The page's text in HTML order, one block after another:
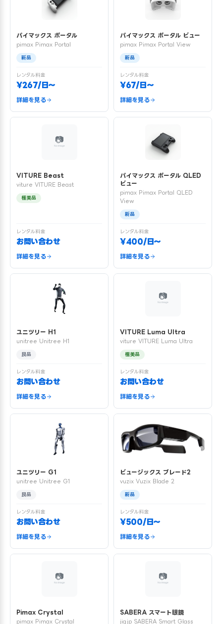
パイマックス ポータル
pimax Pimax Portal
新品
レンタル料金
¥267/日〜
詳細を見る
パイマックス ポータル ビュー
pimax Pimax Portal View
新品
レンタル料金
¥67/日〜
詳細を見る
VITURE Beast
viture VITURE Beast
極美品
レンタル料金
お問い合わせ
詳細を見る
パイマックス ポータル QLED
ビュー
pimax Pimax Portal QLED
View
新品
レンタル料金
¥400/日〜
詳細を見る
ユニツリー H1
unitree Unitree H1
良品
レンタル料金
お問い合わせ
詳細を見る
VITURE Luma Ultra
viture VITURE Luma Ultra
極美品
レンタル料金
お問い合わせ
詳細を見る
ユニツリー G1
unitree Unitree G1
良品
レンタル料金
お問い合わせ
詳細を見る
ビュージックス ブレード2
vuzix Vuzix Blade 2
新品
レンタル料金
¥500/日〜
詳細を見る
Pimax Crystal
pimax Pimax Crystal
SABERA スマート眼鏡
jigjp SABERA Smart Glass